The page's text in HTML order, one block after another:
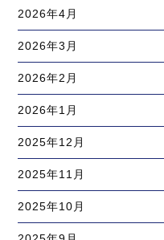
2026年4月
2026年3月
2026年2月
2026年1月
2025年12月
2025年11月
2025年10月